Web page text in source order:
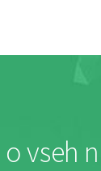
o vseh